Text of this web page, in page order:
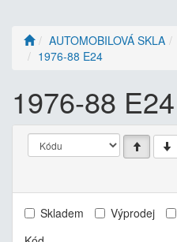
AUTOMOBILOVÁ SKLA
1976-88 E24
1976-88 E24
Skladem Výprodej